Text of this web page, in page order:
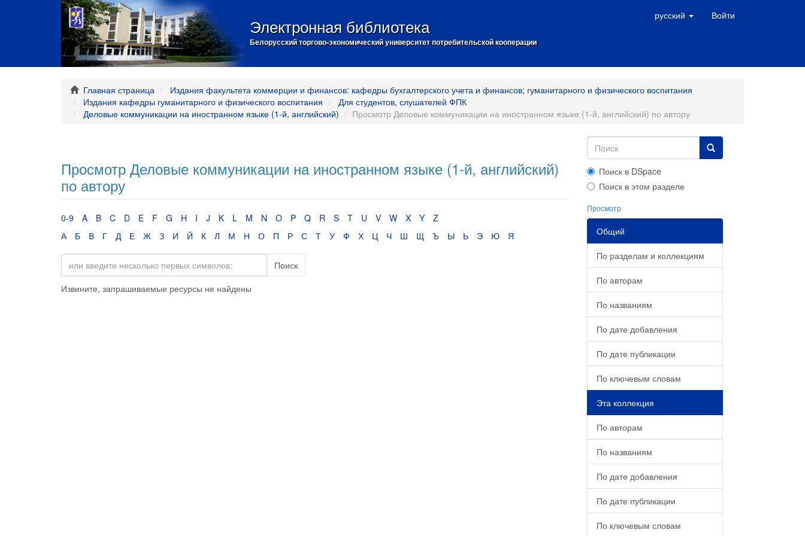
Электронная библиотека
Белорусский торгово-экономический университет потребительской кооперации
русский Войти
Главная страница
Издания факультета коммерции и финансов: кафедры бухгалтерского учета и финансов; гуманитарного и физического воспитания
Издания кафедры гуманитарного и физического воспитания
Для студентов, слушателей ФПК
Деловые коммуникации на иностранном языке (1-й, английский)
Просмотр Деловые коммуникации на иностранном языке (1-й, английский) по автору
Просмотр Деловые коммуникации на иностранном языке (1-й, английский)
по автору
0-9 A B C D E F G H I J K L M N O P Q R S T U V W X Y
Z
А
Б В Г Д Е Ж З И Й К Л М Н О П Р С Т У Ф Х Ц Ч Ш Щ Ъ Ы Ь Э Ю Я
Поиск
Извините, запрашиваемые ресурсы не найдены
Поиск в DSpace
Поиск в этом разделе
Просмотр
Общий
По разделам и коллекциям
По авторам
По названиям
По дате добавления
По дате публикации
По ключевым словам
Эта коллекция
По авторам
По названиям
По дате добавления
По дате публикации
По ключевым словам